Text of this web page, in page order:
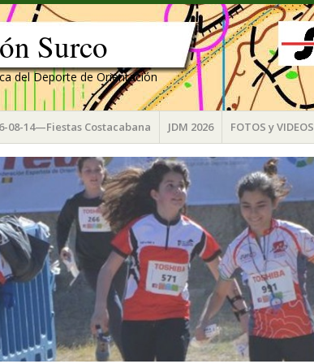
Surco
del Deporte de Orientación
08-14—Fiestas Costacabana JDM 2026 FOTOS y VIDEOS